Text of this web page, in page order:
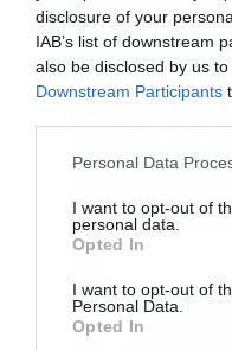
disclosure of your
IAB’s list of downstream
also be disclosed by us
Downstream Participants
Personal Data
I want to opt-out of
personal data.
Opted In
I want to opt-out of
Personal Data.
Opted In
ΡΟΗ ΕΙΔΗΣΕΩΝ
07:11 “Γαλλικό κλειδί”
φέρνει η Meridiam
την Ελλάδα
Η ψήφος
τράπεζες, πιο
αεροδρόμιο
Cenergy